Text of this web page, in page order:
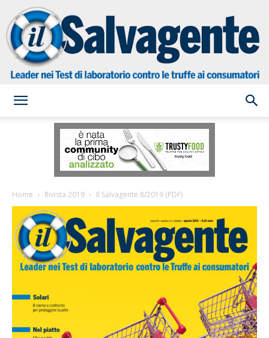
Salvagente
Home Rivista 2019 Il Salvagente 8/2019 (PDF)